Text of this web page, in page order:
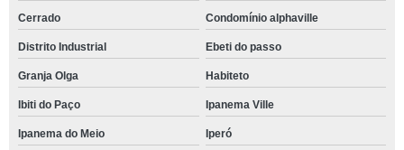
Cerrado Condomínio alphaville
Distrito Industrial Ebeti do passo
Granja Olga Habiteto
Ibiti do Paço Ipanema Ville
Ipanema do Meio Iperó